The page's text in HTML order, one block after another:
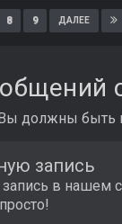
8 9 ДАЛЕЕ
Вы должны быть
запись
в нашем